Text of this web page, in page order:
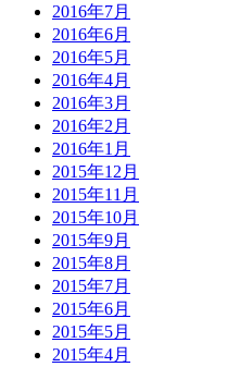
2016年7月
2016年6月
2016年5月
2016年4月
2016年3月
2016年2月
2016年1月
2015年12月
2015年11月
2015年10月
2015年9月
2015年8月
2015年7月
2015年6月
2015年5月
2015年4月